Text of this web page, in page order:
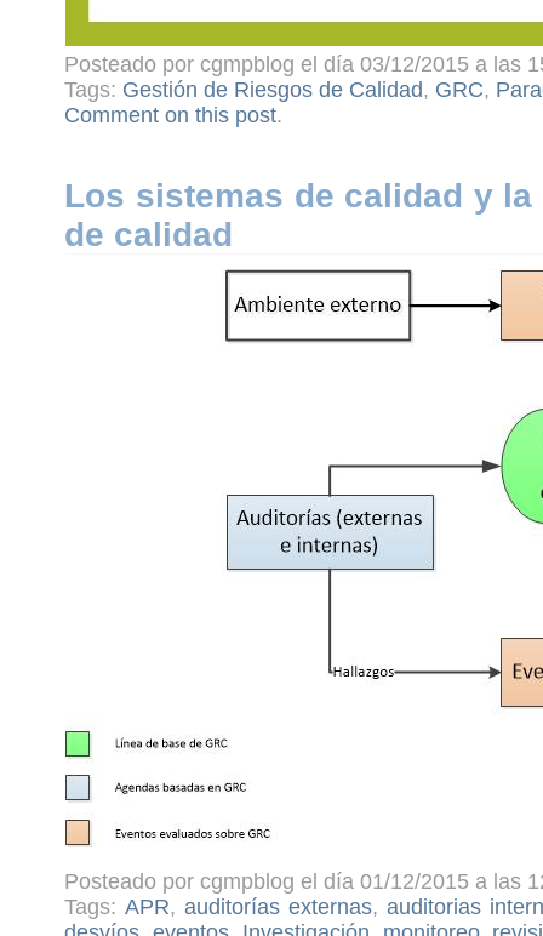
Posteado por cgmpblog el día 03/12/2015 a las
Tags: Gestión de Riesgos de Calidad, GRC,
Comment on this post.
Los sistemas de calidad y
de calidad
Posteado por cgmpblog el día 01/12/2015 a las
Tags: APR, auditorías externas, auditorias